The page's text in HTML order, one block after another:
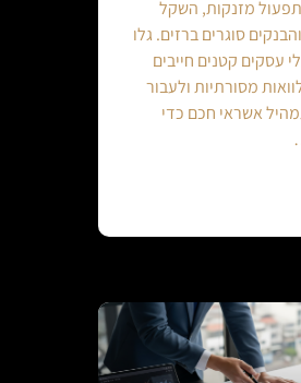
מזנקות, השקל
סוגרים ברזים. גלו
עסקים קטנים חייבים
מסורתיות ולעבור
אשראי חכם כדי